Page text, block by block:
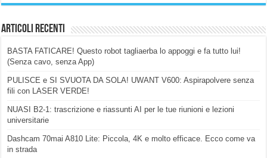
Articoli Recenti
BASTA FATICARE! Questo robot tagliaerba lo appoggi e fa tutto lui!
(Senza cavo, senza App)
PULISCE e SI SVUOTA DA SOLA! UWANT V600: Aspirapolvere senza
fili con LASER VERDE!
NUASI B2-1: trascrizione e riassunti AI per le tue riunioni e lezioni
universitarie
Dashcam 70mai A810 Lite: Piccola, 4K e molto efficace. Ecco come va
in strada